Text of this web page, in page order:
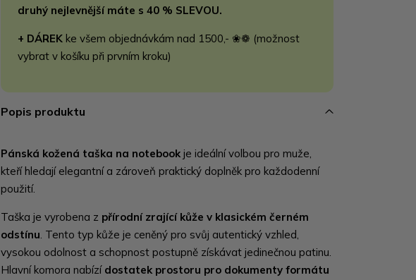
druhý nejlevnější máte s 40 % SLEVOU.
+ DÁREK ke všem objednávkám nad 1500,- ❀❁ (možnost
vybrat v košíku při prvním kroku)
Popis produktu
Pánská kožená taška na notebook je ideální volbou pro muže,
kteří hledají elegantní a zároveň praktický doplněk pro každodenní
použití.
Taška je vyrobena z přírodní zrající kůže v klasickém černém
odstínu. Tento typ kůže je ceněný pro svůj autentický vzhled,
vysokou odolnost a schopnost postupně získávat jedinečnou patinu.
Hlavní komora nabízí dostatek prostoru pro dokumenty formátu